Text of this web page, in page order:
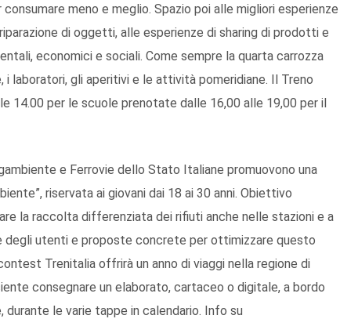
meno e meglio. Spazio poi alle migliori esperienze
di oggetti, alle esperienze di sharing di prodotti e
economici e sociali. Come sempre la quarta carrozza
laboratori, gli aperitivi e le attività pomeridiane. Il Treno
14.00 per le scuole prenotate dalle 16,00 alle 19,00 per il
e Ferrovie dello Stato Italiane promuovono una
riservata ai giovani dai 18 ai 30 anni. Obiettivo
la raccolta differenziata dei rifiuti anche nelle stazioni e a
degli utenti e proposte concrete per ottimizzare questo
Trenitalia offrirà un anno di viaggi nella regione di
consegnare un elaborato, cartaceo o digitale, a bordo
le varie tappe in calendario. Info su